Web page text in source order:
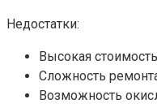
Недостатки:
Высокая
Сложность
Возможность